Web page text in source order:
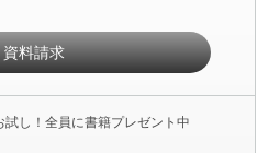
資料請求
し！全員に書籍プレゼント中